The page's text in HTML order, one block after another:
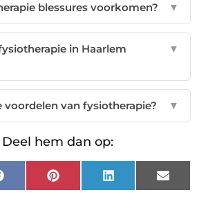
blessures voorkomen? ▼
in Haarlem
▼
voordelen van fysiotherapie? ▼
hem dan op:
FacebookPinterest LinkedIn Email